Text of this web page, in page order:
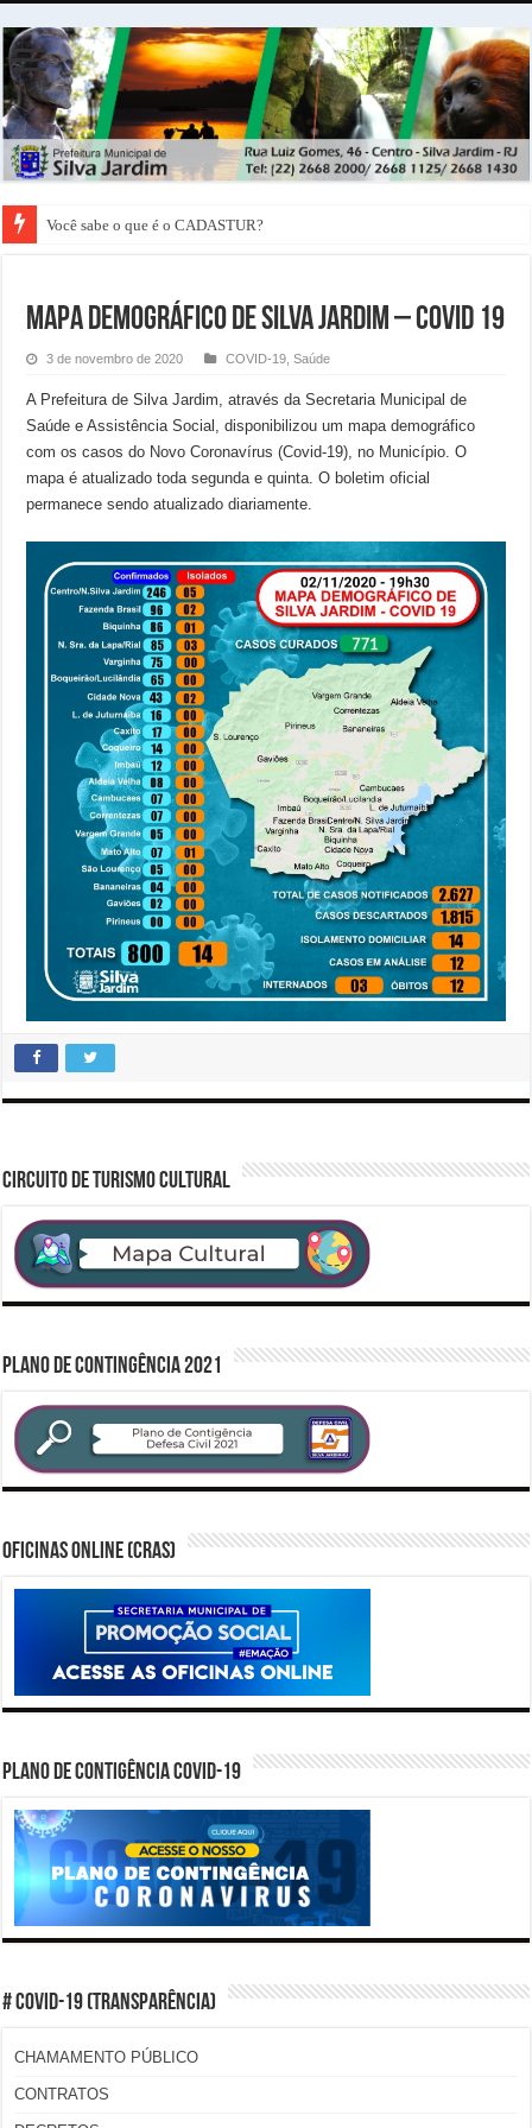
Você sabe o que é o CADASTUR?
MAPA DEMOGRÁFICO DE SILVA JARDIM – COVID 19
3 de novembro de 2020 COVID-19 ,Saúde
A Prefeitura de Silva Jardim, através da Secretaria Municipal de
Saúde e Assistência Social, disponibilizou um mapa demográfico
com os casos do Novo Coronavírus (Covid-19), no Município. O
mapa é atualizado toda segunda e quinta. O boletim oficial
permanece sendo atualizado diariamente.
CIRCUITO DE TURISMO CULTURAL
PLANO DE CONTINGÊNCIA 2021
Oficinas Online (CRAS)
PLANO DE CONTIGÊNCIA COVID-19
# COVID-19 (TRANSPARÊNCIA)
CHAMAMENTO PÚBLICO
CONTRATOS